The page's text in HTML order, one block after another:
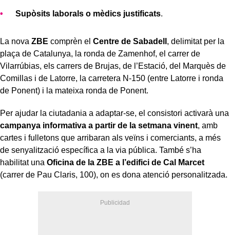
Supòsits laborals o mèdics justificats.
La nova ZBE comprèn el Centre de Sabadell , delimitat per la
plaça de Catalunya, la ronda de Zamenhof, el carrer de
Vilarrúbias, els carrers de Brujas, de l’Estació, del Marquès de
Comillas i de Latorre, la carretera N-150 (entre Latorre i ronda
de Ponent) i la mateixa ronda de Ponent.
Per ajudar la ciutadania a adaptar-se, el consistori activarà una
campanya informativa a partir de la setmana vinent, amb
cartes i fulletons que arribaran als veïns i comerciants, a més
de senyalització específica a la via pública. També s’ha
habilitat una Oficina de la ZBE a l’edifici de Cal Marcet
(carrer de Pau Claris, 100), on es dona atenció personalitzada.